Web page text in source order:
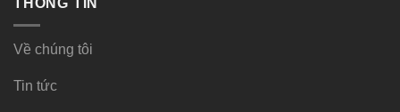
THÔNG TIN
Về chúng tôi
Tin tức